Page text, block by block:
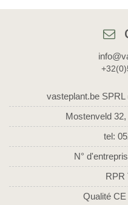
vasteplant.be
Mostenveld
tel:
N°
RPR
Qualité